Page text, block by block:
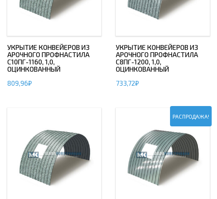
УКРЫТИЕ КОНВЕЙЕРОВ ИЗ
АРОЧНОГО ПРОФНАСТИЛА
С10ПГ-1160, 1,0,
ОЦИНКОВАННЫЙ
809,96₽
УКРЫТИЕ КОНВЕЙЕРОВ ИЗ
АРОЧНОГО ПРОФНАСТИЛА
С8ПГ-1200, 1,0,
ОЦИНКОВАННЫЙ
733,72₽
РАСПРОДАЖА!